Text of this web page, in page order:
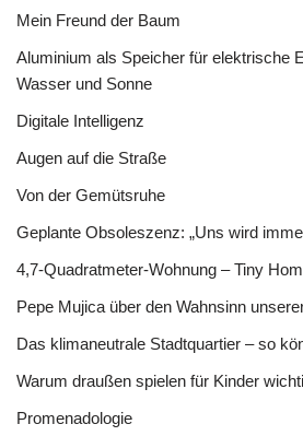
Mein Freund der Baum
Aluminium als Speicher für elektrische
Wasser und Sonne
Digitale Intelligenz
Augen auf die Straße
Von der Gemütsruhe
Geplante Obsoleszenz: „Uns wird
4,7-Quadratmeter-Wohnung – Tiny
Pepe Mujica über den Wahnsinn
Das klimaneutrale Stadtquartier – so
Warum draußen spielen für Kinder
Promenadologie